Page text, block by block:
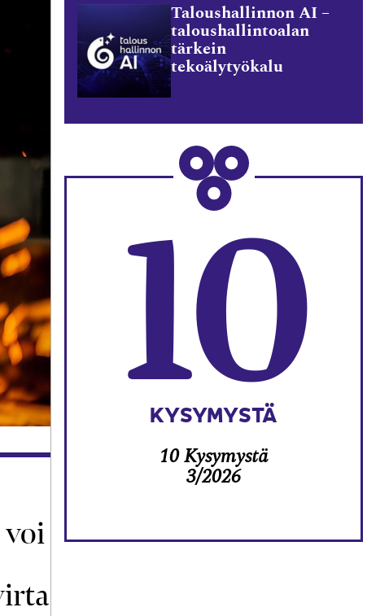
Taloushallinnon AI –
taloushallintoalan
tärkein
tekoälytyökalu
10
KYSYMYSTÄ
10 Kysymystä
3/2026